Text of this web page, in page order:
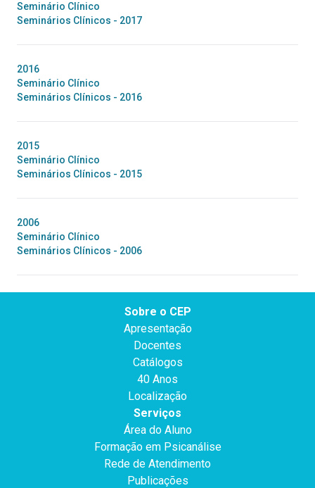
Seminário Clínico
Seminários Clínicos - 2017
2016
Seminário Clínico
Seminários Clínicos - 2016
2015
Seminário Clínico
Seminários Clínicos - 2015
2006
Seminário Clínico
Seminários Clínicos - 2006
Sobre o CEP
Apresentação
Docentes
Catálogos
40 Anos
Localização
Serviços
Área do Aluno
Formação em Psicanálise
Rede de Atendimento
Publicações